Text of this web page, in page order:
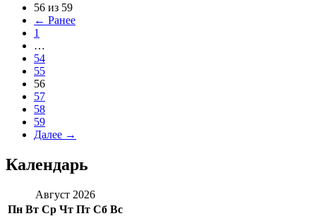
56 из 59
← Ранее
1
…
54
55
56
57
58
59
Далее →
Календарь
Август 2026
Пн Вт Ср Чт Пт Сб Вс